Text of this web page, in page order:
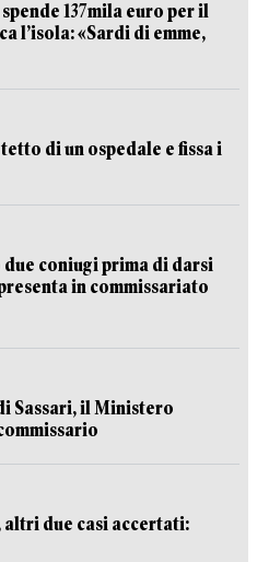
137mila euro per il
l’isola: «Sardi di emme,
di un ospedale e fissa i
coniugi prima di darsi
in commissariato
Sassari, il Ministero
altri due casi accertati: